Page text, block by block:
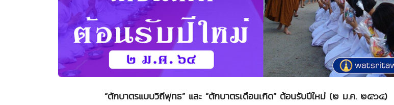
“ตักบาตรแบบวิถีพุทธ” และ “ตักบาตรเดือนเกิด” ต้อนรับปีใหม่ (๒ ม.ค. ๒๕๖๔)